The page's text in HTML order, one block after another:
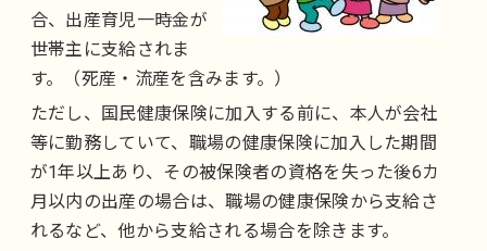
合、出産育児一時金が
世帯主に支給されま
す。（死産・流産を含みます。）
ただし、国民健康保険に加入する前に、本人が会社
等に勤務していて、職場の健康保険に加入した期間
が1年以上あり、その被保険者の資格を失った後6カ
月以内の出産の場合は、職場の健康保険から支給さ
れるなど、他から支給される場合を除きます。